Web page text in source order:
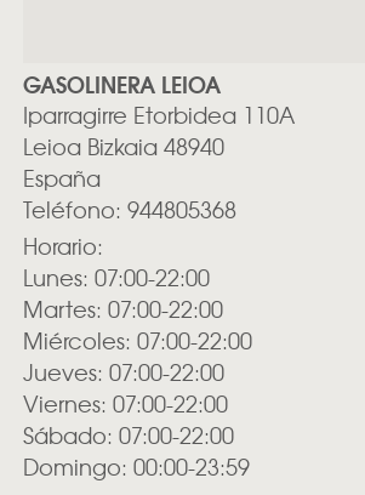
GASOLINERA LEIOA
Iparragirre Etorbidea 110A
Leioa Bizkaia 48940
España
Teléfono: 944805368
Horario:
Lunes: 07:00-22:00
Martes: 07:00-22:00
Miércoles: 07:00-22:00
Jueves: 07:00-22:00
Viernes: 07:00-22:00
Sábado: 07:00-22:00
Domingo: 00:00-23:59